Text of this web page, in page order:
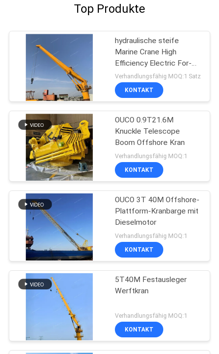
Top Produkte
hydraulische steife
Marine Crane High
Efficiency Electric For-
harte Beanspruchung
des Boom-25T
Verhandlungsfähig MOQ:1 Satz
KONTAKT
OUCO 0.9T21.6M
Knuckle Telescope
Boom Offshore Kran
Verhandlungsfähig MOQ:1
KONTAKT
OUCO 3T 40M Offshore-
Plattform-Kranbarge mit
Dieselmotor
Verhandlungsfähig MOQ:1
KONTAKT
5T40M Festausleger
Werftkran
Verhandlungsfähig MOQ:1
KONTAKT